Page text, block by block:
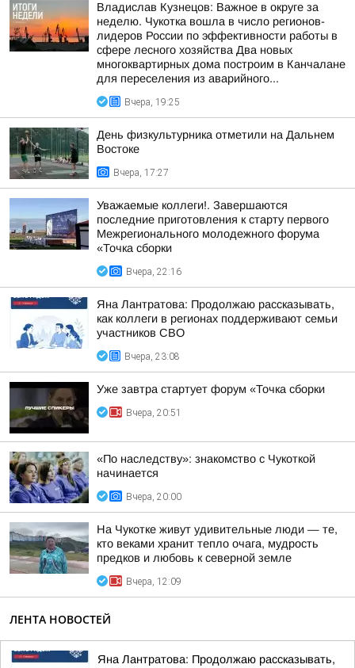
Владислав Кузнецов: Важное в округе за
неделю. Чукотка вошла в число регионов-
лидеров России по эффективности работы в
сфере лесного хозяйства Два новых
многоквартирных дома построим в Канчалане
для переселения из аварийного...
Вчера, 19:25
День физкультурника отметили на Дальнем
Востоке
Вчера, 17:27
Уважаемые коллеги!. Завершаются
последние приготовления к старту первого
Межрегионального молодежного форума
«Точка сборки
Вчера, 22:16
Яна Лантратова: Продолжаю рассказывать,
как коллеги в регионах поддерживают семьи
участников СВО
Вчера, 23:08
Уже завтра стартует форум «Точка сборки
Вчера, 20:51
«По наследству»: знакомство с Чукоткой
начинается
Вчера, 20:00
На Чукотке живут удивительные люди — те,
кто веками хранит тепло очага, мудрость
предков и любовь к северной земле
Вчера, 12:09
ЛЕНТА НОВОСТЕЙ
Яна Лантратова: Продолжаю рассказывать,